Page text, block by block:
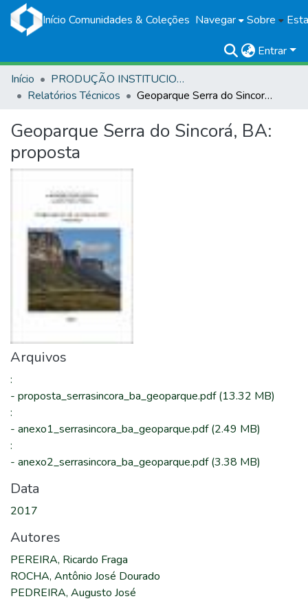
Início Comunidades & Coleções Navegar Sobre
Entrar
Início
PRODUÇÃO INSTITUCIONAL
Relatórios Técnicos
Geoparque Serra do Sincorá, BA: proposta
Geoparque Serra do Sincorá, BA:
proposta
Arquivos
:
- proposta_serrasincora_ba_geoparque.pdf(13.32 MB)
:
- anexo1_serrasincora_ba_geoparque.pdf(2.49 MB)
:
- anexo2_serrasincora_ba_geoparque.pdf(3.38 MB)
Data
2017
Autores
PEREIRA, Ricardo Fraga
ROCHA, Antônio José Dourado
PEDREIRA, Augusto José